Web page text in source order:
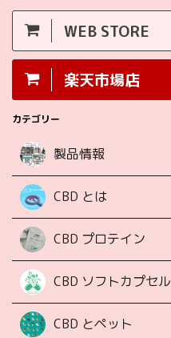
WEB STORE
楽天市場店
カテゴリー
製品情報
CBD とは
CBD プロテイン
CBD ソフトカプセル
CBD とペット